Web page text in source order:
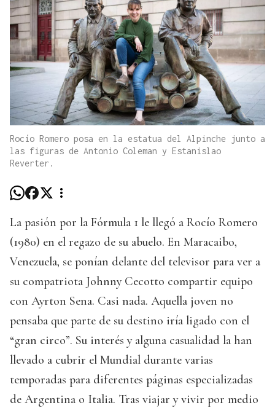
Rocío Romero posa en la estatua del Alpinche junto a
las figuras de Antonio Coleman y Estanislao
Reverter.
La pasión por la Fórmula 1 le llegó a Rocío Romero
(1980) en el regazo de su abuelo. En Maracaibo,
Venezuela, se ponían delante del televisor para ver a
su compatriota Johnny Cecotto compartir equipo
con Ayrton Sena. Casi nada. Aquella joven no
pensaba que parte de su destino iría ligado con el
“gran circo”. Su interés y alguna casualidad la han
llevado a cubrir el Mundial durante varias
temporadas para diferentes páginas especializadas
de Argentina o Italia. Tras viajar y vivir por medio